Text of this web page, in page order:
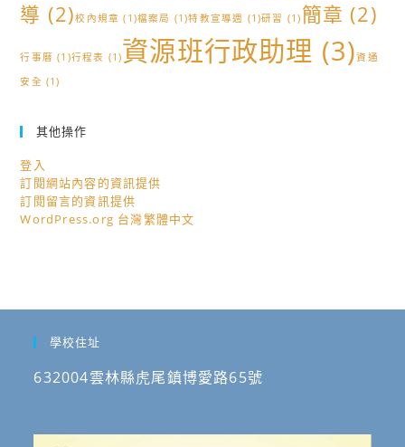
導 (2)校內規章 (1)檔案局 (1)特教宣導週 (1)研習 (1) 簡章 (2)
行事曆 (1)行程表 (1)資源班行政助理 (3)資通
安全 (1)
其他操作
登入
訂閱網站內容的資訊提供
訂閱留言的資訊提供
WordPress.org 台灣繁體中文
學校住址
632004雲林縣虎尾鎮博愛路65號